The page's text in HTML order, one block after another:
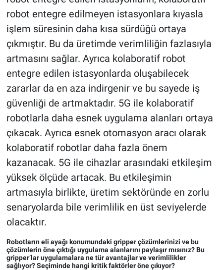
robot entegre edilmeyen istasyonlara kıyasla
işlem süresinin daha kısa sürdüğü ortaya
çıkmıştır. Bu da üretimde verimliliğin fazlasıyla
artmasını sağlar. Ayrıca kolaboratif robot
entegre edilen istasyonlarda oluşabilecek
zararlar da en aza indirgenir ve bu sayede iş
güvenliği de artmaktadır. 5G ile kolaboratif
robotlarla daha esnek uygulama alanları ortaya
çıkacak. Ayrıca esnek otomasyon aracı olarak
kolaboratif robotlar daha fazla önem
kazanacak. 5G ile cihazlar arasındaki etkileşim
yüksek ölçüde artacak. Bu etkileşimin
artmasıyla birlikte, üretim sektöründe en zorlu
senaryolarda bile verimlilik en üst seviyelerde
olacaktır.
Robotların eli ayağı konumundaki gripper çözümlerinizi ve bu
çözümlerin öne çıktığı uygulama alanlarını paylaşır mısınız? Bu
gripper’lar uygulamalara ne tür avantajlar ve verimlilikler
sağlıyor? Seçiminde hangi kritik faktörler öne çıkıyor?